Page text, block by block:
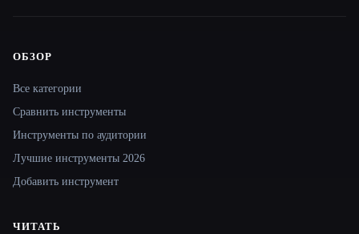
ОБЗОР
Все категории
Сравнить инструменты
Инструменты по аудитории
Лучшие инструменты 2026
Добавить инструмент
ЧИТАТЬ